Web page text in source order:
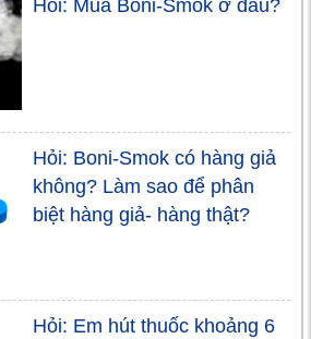
Hỏi: Mua Boni-Smok ở đâu?
Hỏi: Boni-Smok có hàng giả
không? Làm sao để phân
biệt hàng giả- hàng thật?
Hỏi: Em hút thuốc khoảng 6